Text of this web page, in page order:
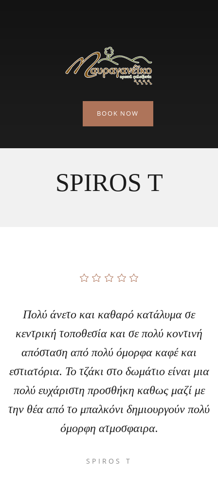
BOOK NOW
SPIROS T
Πολύ άνετο και καθαρό κατάλυμα σε
κεντρική τοποθεσία και σε πολύ κοντινή
απόσταση από πολύ όμορφα καφέ και
εστιατόρια. Το τζάκι στο δωμάτιο είναι μια
πολύ ευχάριστη προσθήκη καθως μαζί με
την θέα από το μπαλκόνι δημιουργούν πολύ
όμορφη ατμοσφαιρα.
SPIROS T